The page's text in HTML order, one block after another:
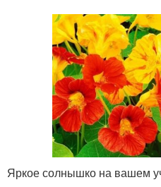
Яркое солнышко на вашем